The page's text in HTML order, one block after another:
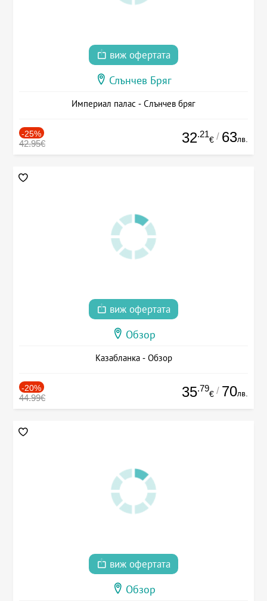
виж офертата
Слънчев Бряг
Империал палас - Слънчев бряг
-25%
42.95€ 32.21
€ / 63лв.
виж офертата
Обзор
Казабланка - Обзор
-20%
44.99€ 35.79
€ / 70лв.
виж офертата
Обзор